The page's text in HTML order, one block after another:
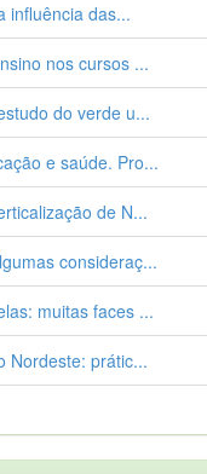
influência das...
nos cursos ...
do verde u...
e saúde. Pro...
de N...
consideraç...
muitas faces ...
Nordeste: prátic...